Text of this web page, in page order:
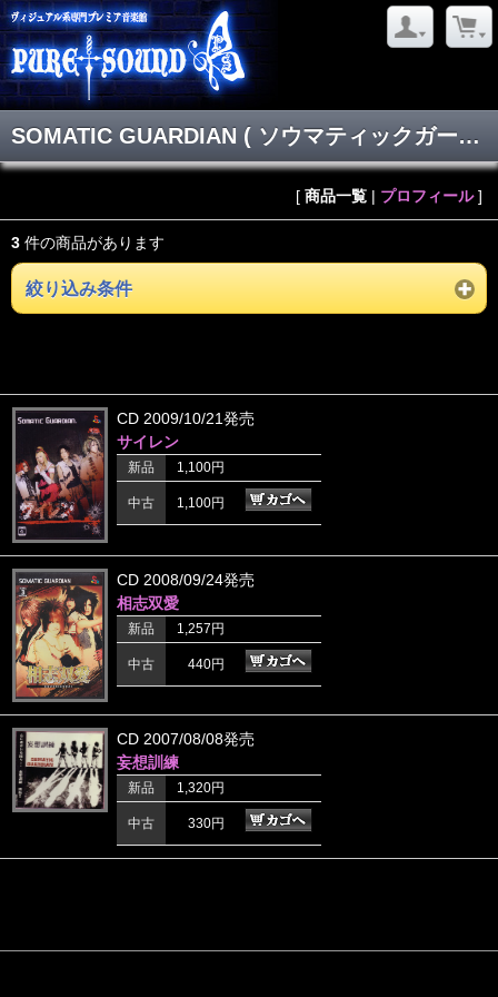
SOMATIC GUARDIAN ( ソウマティックガーディアン )
[ 商品一覧 | プロフィール]
3 件の商品があります
絞り込み条件
CD 2009/10/21発売
サイレン
新品 1,100円
中古 1,100円
CD 2008/09/24発売
相志双愛
新品 1,257円
中古 440円
CD 2007/08/08発売
妄想訓練
新品 1,320円
中古 330円